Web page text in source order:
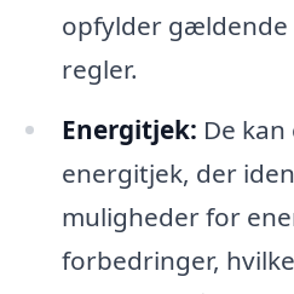
opfylder
regler.
Energitjek: De
energitjek, der
muligheder for
forbedringer,